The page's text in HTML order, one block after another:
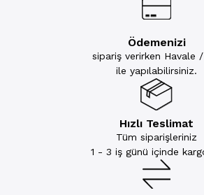
Ödemenizi
sipariş verirken Havale
ile yapılabilirsiniz.
Hızlı Teslimat
Tüm siparişleriniz
1 - 3 iş günü içinde